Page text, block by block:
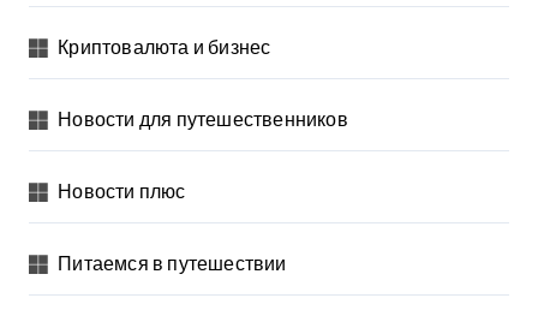
Криптовалюта и бизнес
Новости для путешественников
Новости плюс
Питаемся в путешествии